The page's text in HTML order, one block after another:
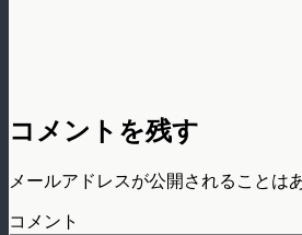
コメントを残す
メールアドレスが公開されることは
コメント